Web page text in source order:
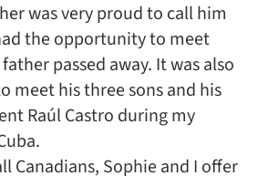
was very proud to call him
the opportunity to meet
passed away. It was also
meet his three sons and his
Raúl Castro during my
Canadians, Sophie and I offer